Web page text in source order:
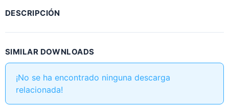
DESCRIPCIÓN
SIMILAR DOWNLOADS
¡No se ha encontrado ninguna descarga
relacionada!